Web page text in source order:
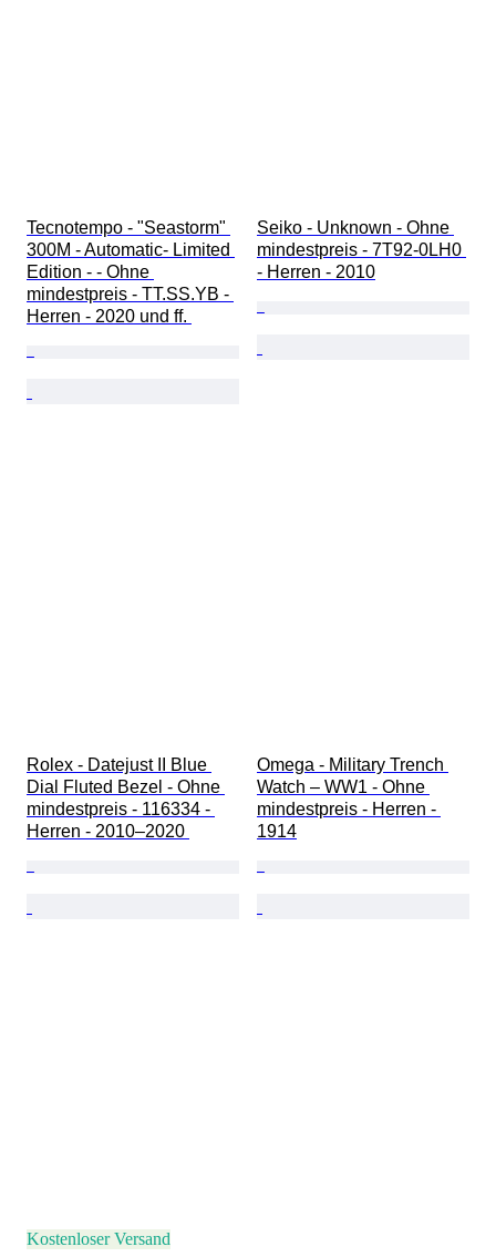
Tecnotempo - "Seastorm"
300M - Automatic- Limited
Edition - - Ohne
mindestpreis - TT.SS.YB -
Herren - 2020 und ff.
Seiko - Unknown - Ohne
mindestpreis - 7T92-0LH0
- Herren - 2010
Rolex - Datejust II Blue
Dial Fluted Bezel - Ohne
mindestpreis - 116334 -
Herren - 2010–2020
Omega - Military Trench
Watch – WW1 - Ohne
mindestpreis - Herren -
1914
Kostenloser Versand